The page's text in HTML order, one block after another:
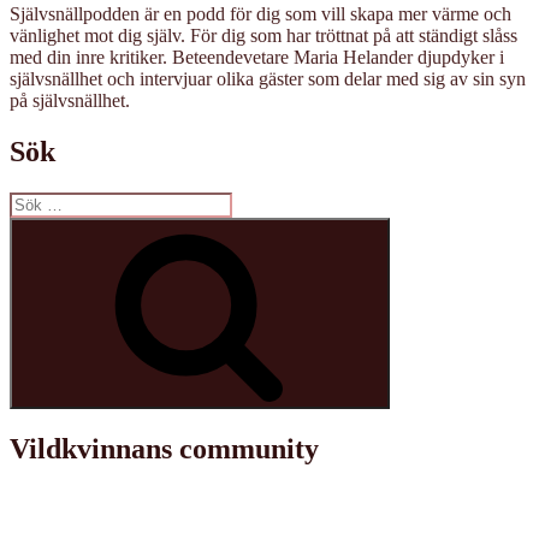
Självsnällpodden är en podd för dig som vill skapa mer värme och
vänlighet mot dig själv. För dig som har tröttnat på att ständigt slåss
med din inre kritiker. Beteendevetare Maria Helander djupdyker i
självsnällhet och intervjuar olika gäster som delar med sig av sin syn
på självsnällhet.
Sök
Sök
efter:
Vildkvinnans community